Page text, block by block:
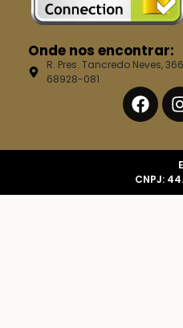
Onde nos encontrar:
R. Pres. Tancredo Neves,
68928-081
CNPJ: